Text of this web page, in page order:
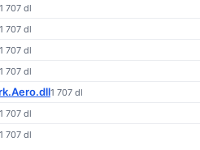
1 707 dl
1 707 dl
1 707 dl
1 707 dl
1 707 dl
1 707 dl
1 707 dl